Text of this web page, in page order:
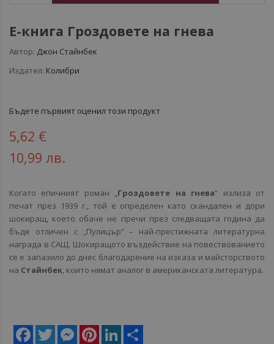
Е-книга Гроздовете на гнева
Автор: Джон Стайнбек
Издател: Колибри
Бъдете първият оценил този продукт
5,62 €
10,99 лв.
Когато епичният роман „Гроздовете на гнева“ излиза от
печат през 1939 г., той е определен като скандален и дори
шокиращ, което обаче не пречи през следващата година да
бъде отличен с „Пулицър“ – най-престижната литературна
награда в САЩ. Шокиращото въздействие на повествованието
се е запазило до днес благодарение на изказа и майсторството
на Стайнбек, които нямат аналог в американската литература.
Facebook
Twitter MessengerPinterestLinkedIn